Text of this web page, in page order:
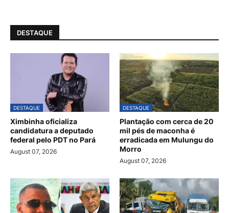
DESTAQUE
DESTAQUE
Ximbinha oficializa
candidatura a deputado
federal pelo PDT no Pará
August 07, 2026
DESTAQUE
Plantação com cerca de 20
mil pés de maconha é
erradicada em Mulungu do
Morro
August 07, 2026